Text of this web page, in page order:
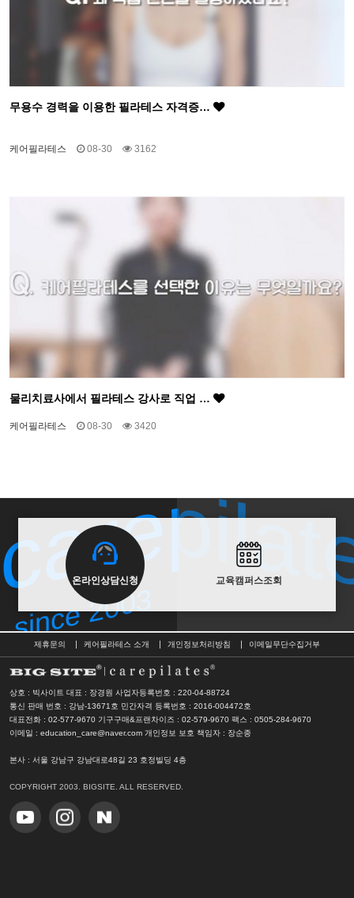
무용수 경력을 이용한 필라테스 자격증…
케어필라테스 08-30 3162
물리치료사에서 필라테스 강사로 직업 …
케어필라테스 08-30 3420
온라인상담신청 교육캠퍼스조회
since 2003
since 2003
제휴문의 케어필라테스 소개 개인정보처리방침 이메일무단수집거부
상호 : 빅사이트 대표 : 장경원 사업자등록번호 : 220-04-88724
통신 판매 번호 : 강남-13671호 민간자격 등록번호 : 2016-004472호
대표전화 : 02-577-9670 기구구매&프랜차이즈 : 02-579-9670 팩스 : 0505-284-9670
이메일 : education_care@naver.com 개인정보 보호 책임자 : 장순종
본사 : 서울 강남구 강남대로48길 23 호정빌딩 4층
COPYRIGHT 2003. BIGSITE. ALL RESERVED.